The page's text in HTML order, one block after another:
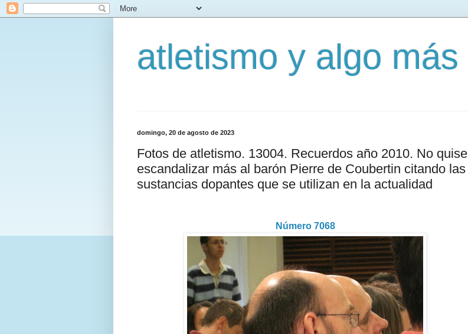
atletismo y algo más
domingo, 20 de agosto de 2023
Fotos de atletismo. 13004. Recuerdos año 2010. No quise
escandalizar más al barón Pierre de Coubertin citando las
sustancias dopantes que se utilizan en la actualidad
Número 7068